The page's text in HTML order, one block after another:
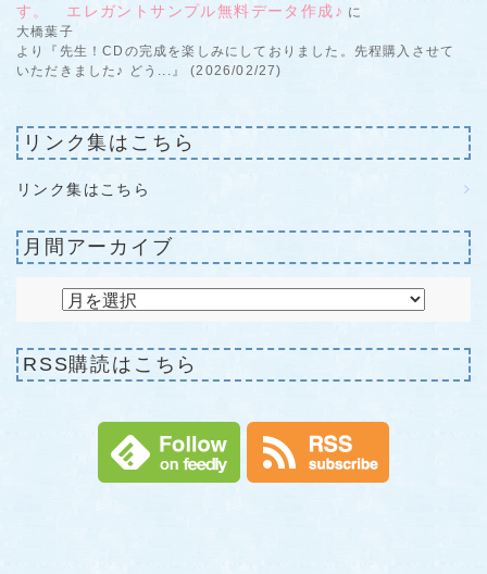
す。 エレガントサンプル無料データ作成♪ に
大橋葉子
より『先生！CDの完成を楽しみにしておりました。先程購入させて
いただきました♪ どう...』 (2026/02/27)
リンク集はこちら
リンク集はこちら
月間アーカイブ
RSS購読はこちら